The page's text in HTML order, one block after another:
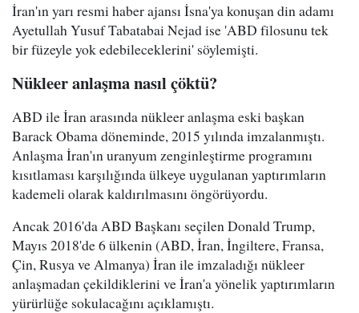
İran'ın yarı resmi haber ajansı İsna'ya konuşan din adamı
Ayetullah Yusuf Tabatabai Nejad ise 'ABD filosunu tek
bir füzeyle yok edebileceklerini' söylemişti.
Nükleer anlaşma nasıl çöktü?
ABD ile İran arasında nükleer anlaşma eski başkan
Barack Obama döneminde, 2015 yılında imzalanmıştı.
Anlaşma İran'ın uranyum zenginleştirme programını
kısıtlaması karşılığında ülkeye uygulanan yaptırımların
kademeli olarak kaldırılmasını öngörüyordu.
Ancak 2016'da ABD Başkanı seçilen Donald Trump,
Mayıs 2018'de 6 ülkenin (ABD, İran, İngiltere, Fransa,
Çin, Rusya ve Almanya) İran ile imzaladığı nükleer
anlaşmadan çekildiklerini ve İran'a yönelik yaptırımların
yürürlüğe sokulacağını açıklamıştı.